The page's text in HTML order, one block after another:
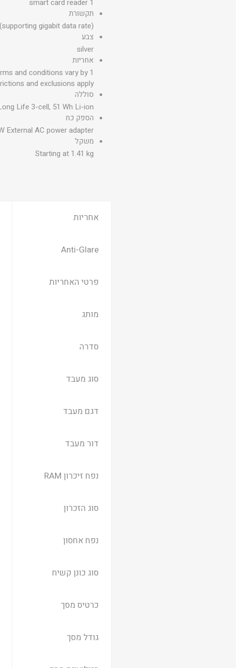
1 smart card reader
תקשורת
gigabit data rate)
צבע
silver
אחריות
and conditions vary by
and exclusions apply.
סוללה
Life 3-cell, 51 Wh Li-ion
הספק כח
External AC power adapter
משקל
Starting at 1.41 kg
אחריות
Anti-Glare
פרטי האחריות
מותג
סדרה
סוג מעבד
דגם מעבד
דור מעבד
נפח זיכרון RAM
סוג הזכרון
נפח אחסון
סוג כונן קשיח
כרטיס מסך
גודל מסך